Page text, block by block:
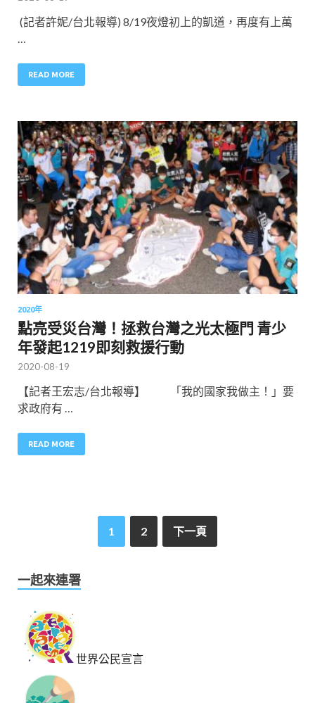
(記者許妮/台北報導) 8/19夜燈初上的凱道，再度有上萬
…
READ MORE
2020年
點亮受災台灣！拯救台灣之光太極門 青少
年發起1219即刻救援行動
2020-08-19
【記者王宏志/台北報導】 「我的國家我做主！」要
求政府有 …
READ MORE
1 2 下一頁
一起來連署
世界公民宣言